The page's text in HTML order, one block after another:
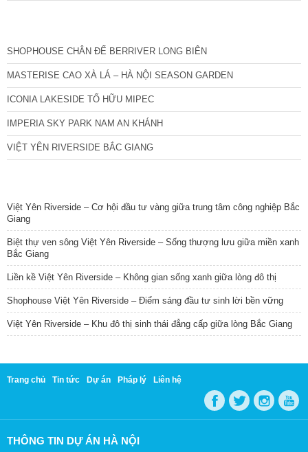
SHOPHOUSE CHÂN ĐẾ BERRIVER LONG BIÊN
MASTERISE CAO XÀ LÁ – HÀ NỘI SEASON GARDEN
ICONIA LAKESIDE TỐ HỮU MIPEC
IMPERIA SKY PARK NAM AN KHÁNH
VIỆT YÊN RIVERSIDE BẮC GIANG
Việt Yên Riverside – Cơ hội đầu tư vàng giữa trung tâm công nghiệp Bắc
Giang
Biệt thự ven sông Việt Yên Riverside – Sống thượng lưu giữa miền xanh
Bắc Giang
Liền kề Việt Yên Riverside – Không gian sống xanh giữa lòng đô thị
Shophouse Việt Yên Riverside – Điểm sáng đầu tư sinh lời bền vững
Việt Yên Riverside – Khu đô thị sinh thái đẳng cấp giữa lòng Bắc Giang
Trang chủ Tin tức Dự án Pháp lý Liên hệ
THÔNG TIN DỰ ÁN HÀ NỘI